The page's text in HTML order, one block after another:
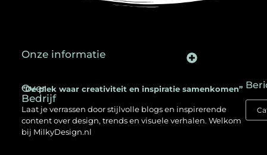
Over
Bedrijf
“De plek waar creativiteit en inspiratie samenkomen”
Laat je verrassen door stijlvolle blogs en inspirerende
content over design, trends en visuele verhalen. Welkom
bij MilkyDesign.nl
Onze informatie